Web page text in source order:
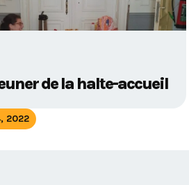
de la halte-accueil
2022